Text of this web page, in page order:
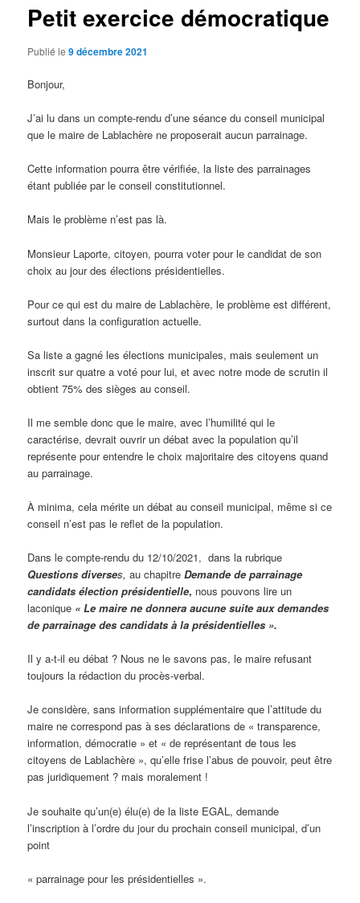
Petit exercice démocratique
Publié le9 décembre 2021
Bonjour,
J’ai lu dans un compte-rendu d’une séance du conseil municipal
que le maire de Lablachère ne proposerait aucun parrainage.
Cette information pourra être vérifiée, la liste des parrainages
étant publiée par le conseil constitutionnel.
Mais le problème n’est pas là.
Monsieur Laporte, citoyen, pourra voter pour le candidat de son
choix au jour des élections présidentielles.
Pour ce qui est du maire de Lablachère, le problème est différent,
surtout dans la configuration actuelle.
Sa liste a gagné les élections municipales, mais seulement un
inscrit sur quatre a voté pour lui, et avec notre mode de scrutin il
obtient 75% des sièges au conseil.
Il me semble donc que le maire, avec l’humilité qui le
caractérise, devrait ouvrir un débat avec la population qu’il
représente pour entendre le choix majoritaire des citoyens quand
au parrainage.
À minima, cela mérite un débat au conseil municipal, même si ce
conseil n’est pas le reflet de la population.
Dans le compte-rendu du 12/10/2021, dans la rubrique
Questions diverses, au chapitreDemande de parrainage
candidats élection présidentielle, nous pouvons lire un
laconique «Le maire ne donnera aucune suite aux demandes
de parrainage des candidats à la présidentielles ».
Il y a-t-il eu débat ? Nous ne le savons pas, le maire refusant
toujours la rédaction du procès-verbal.
Je considère, sans information supplémentaire que l’attitude du
maire ne correspond pas à ses déclarations de « transparence,
information, démocratie » et « de représentant de tous les
citoyens de Lablachère », qu’elle frise l’abus de pouvoir, peut être
pas juridiquement ? mais moralement !
Je souhaite qu’un(e) élu(e) de la liste EGAL, demande
l’inscription à l’ordre du jour du prochain conseil municipal, d’un
point
« parrainage pour les présidentielles ».